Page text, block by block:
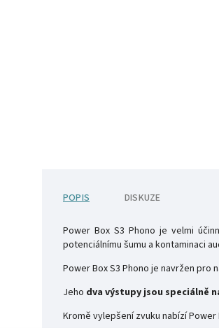
POPIS DISKUZE
Power Box S3 Phono je velmi
potenciálnímu šumu a kontaminaci
Power Box S3 Phono je navržen
Jeho dva výstupy jsou speciálně
Kromě vylepšení zvuku nabízí